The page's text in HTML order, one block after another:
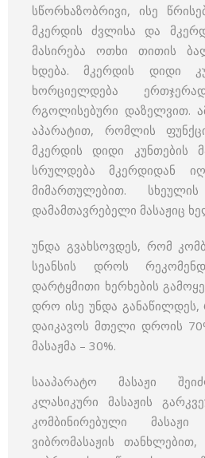
სწორხაზობრივი, ისე
მკერდის ძვლისა და
მასირება ოთხი თითის
ხდება. მკერდის დიდი
ხორციელდება
რგოლისებური დაზელვით.
აპარატით, რომლის
მკერდის დიდი კუნთების
სრულდება მკერდიდან
მიმართულებით.
დამამთავრებელი მასაჟიც
უნდა გვახსოვდეს, რომ
სეანსის დროს
დარტყმითი ხერხების
დრო ისე უნდა განაწილდეს,
დაიკავოს მთელი დროის
მასაჟმა – 30%.
სააპარატო მასაჟი
კლასიკური მასაჟის
კომბინირებული
ვიბრომასაჟის